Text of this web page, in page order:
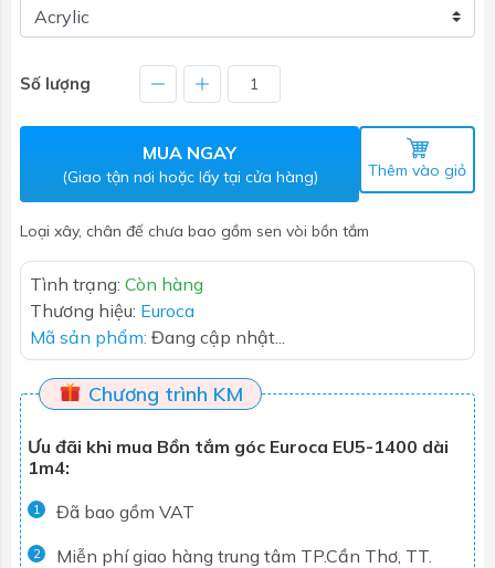
Số lượng
MUA NGAY
(Giao tận nơi hoặc lấy tại cửa hàng) Thêm vào giỏ
Loại xây, chân đế chưa bao gồm sen vòi bồn tắm
Tình trạng: Còn hàng
Thương hiệu: Euroca
Mã sản phẩm: Đang cập nhật...
Chương trình KM
Ưu đãi khi mua Bồn tắm góc Euroca EU5-1400 dài
1m4:
1 Đã bao gồm VAT
2
Miễn phí giao hàng trung tâm TP.Cần Thơ, TT.